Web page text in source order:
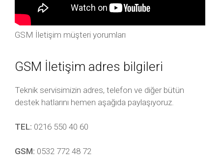
GSM İletişim müşteri yorumları
GSM İletişim adres bilgileri
Teknik servisimizin adres, telefon ve diğer bütün
destek hatlarını hemen aşağıda paylaşıyoruz.
TEL: 0216 550 40 60
GSM: 0532 772 48 72